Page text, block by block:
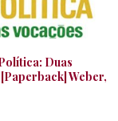
Duas
Weber,